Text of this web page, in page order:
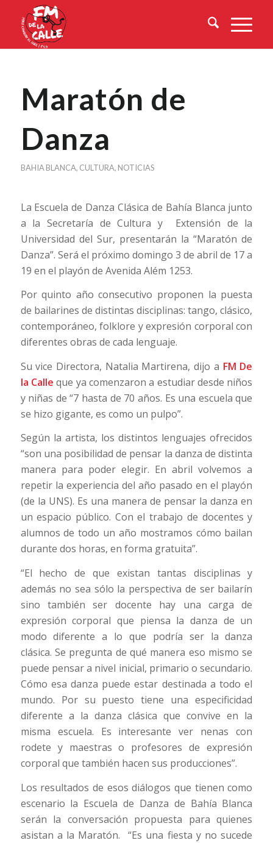
Maratón de
Danza
BAHIA BLANCA, CULTURA, NOTICIAS
La Escuela de Danza Clásica de Bahía Blanca junto
a la Secretaría de Cultura y Extensión de la
Universidad del Sur, presentarán la “Maratón de
Danza”. Será el próximo domingo 3 de abril de 17 a
19 en el playón de Avenida Além 1253.
Por quinto año consecutivo proponen la puesta
de bailarines de distintas disciplinas: tango, clásico,
contemporáneo, folklore y expresión corporal con
diferentes obras de cada lenguaje.
Su vice Directora, Natalia Martirena, dijo a FM De
la Calleque ya comenzaron a estudiar desde niños
y niñas de “7 hasta de 70 años. Es una escuela que
se hizo gigante, es como un pulpo”.
Según la artista, los distintos lenguajes ofrecidos
“son una posibilidad de pensar la danza de distinta
manera para poder elegir. En abril volvemos a
repetir la experiencia del año pasado en el playón
(de la UNS). Es una manera de pensar la danza en
un espacio público. Con el trabajo de docentes y
alumnos de todo un año mostramos cómo bailan
durante dos horas, en forma gratuita”.
“El hecho de que existan tantas disciplinas y
además no sea sólo la perspectiva de ser bailarín
sino también ser docente hay una carga de
expresión corporal que piensa la danza de un
modo diferente a lo que podría ser la danza
clásica. Se pregunta de qué manera eso mismo se
puede pensar a nivel inicial, primario o secundario.
Cómo esa danza puede estar destinada a todo el
mundo. Por su puesto tiene una especificidad
diferente a la danza clásica que convive en la
misma escuela. Es interesante ver nenas con
rodete y maestras o profesores de expresión
corporal que también hacen sus producciones”.
Los resultados de esos diálogos que tienen como
escenario la Escuela de Danza de Bahía Blanca
serán la conversación propuesta para quienes
asistan a la Maratón. “Es una fiesta y no sucede